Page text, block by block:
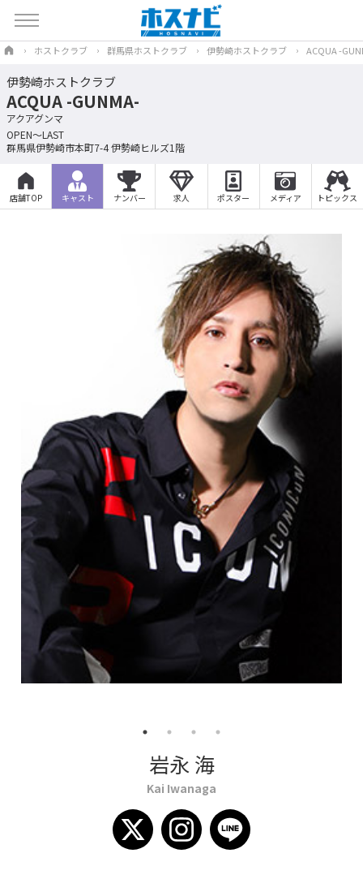
ホストクラブ 群馬県ホストクラブ 伊勢崎ホストクラブ ACQUA -
伊勢崎ホストクラブ
ACQUA -GUNMA-
アクアグンマ
OPEN～LAST
群馬県伊勢崎市本町7-4 伊勢崎ヒルズ1階
店舗TOP キャスト ナンバー 求人 ポスター メディア トピックス
岩永 海
Kai Iwanaga